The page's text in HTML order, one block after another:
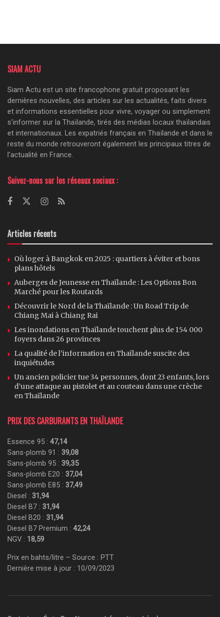
SIAM ACTU
Siam Actu est un site francophone gratuit proposant les
dernières nouvelles, des articles sur les actualités, faits divers
et informations essentielles pour vivre, voyager ou simplement
s'informer sur la Thaïlande, tirés des médias locaux thaïlandais
et internationaux. Les expatriés français en Thaïlande et dans le
reste du monde retrouveront également les principaux titres de
l'actualité en France.
Suivez-nous sur les réseaux sociaux :
Articles récents
Où loger à Bangkok en 2025 : quartiers à éviter et bons
plans hôtels
Auberges de Jeunesse en Thaïlande : Les Options Bon
Marché pour les Routards
Découvrir le Nord de la Thaïlande : Un Road Trip de
Chiang Mai à Chiang Rai
Les inondations en Thaïlande touchent plus de 154 000
foyers dans 26 provinces
La qualité de l’information en Thaïlande suscite des
inquiétudes
Un ancien policier tue 34 personnes, dont 23 enfants, lors
d’une attaque au pistolet et au couteau dans une crèche
en Thaïlande
PRIX DES CARBURANTS EN THAÏLANDE
Essence 95 : 47,14
Sans-plomb 91 : 39,08
Sans-plomb 95 : 39,35
Sans-plomb E20 : 37,04
Sans-plomb E85 : 37,49
Diesel : 31,94
Diesel B7 : 31,94
Diesel B20 : 31,94
Diesel B7 Premium : 42,24
NGV : 18,59
Prix en bahts/litre – Source : PTT
Dernière mise à jour : 10/09/2023